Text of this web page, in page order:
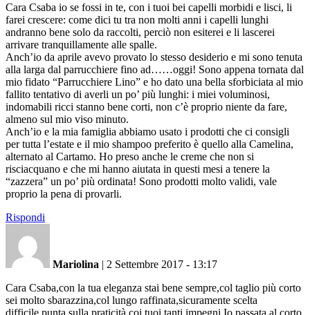
Cara Csaba io se fossi in te, con i tuoi bei capelli morbidi e lisci, li
farei crescere: come dici tu tra non molti anni i capelli lunghi
andranno bene solo da raccolti, perciò non esiterei e li lascerei
arrivare tranquillamente alle spalle.
Anch’io da aprile avevo provato lo stesso desiderio e mi sono tenuta
alla larga dal parrucchiere fino ad……oggi! Sono appena tornata dal
mio fidato “Parrucchiere Lino” e ho dato una bella sforbiciata al mio
fallito tentativo di averli un po’ più lunghi: i miei voluminosi,
indomabili ricci stanno bene corti, non c’è proprio niente da fare,
almeno sul mio viso minuto.
Anch’io e la mia famiglia abbiamo usato i prodotti che ci consigli
per tutta l’estate e il mio shampoo preferito è quello alla Camelina,
alternato al Cartamo. Ho preso anche le creme che non si
risciacquano e che mi hanno aiutata in questi mesi a tenere la
“zazzera” un po’ più ordinata! Sono prodotti molto validi, vale
proprio la pena di provarli.
Rispondi
Mariolina | 2 Settembre 2017 - 13:17
Cara Csaba,con la tua eleganza stai bene sempre,col taglio più corto
sei molto sbarazzina,col lungo raffinata,sicuramente scelta
difficile,punta sulla praticità,coi tuoi tanti impegni.Io passata al corto